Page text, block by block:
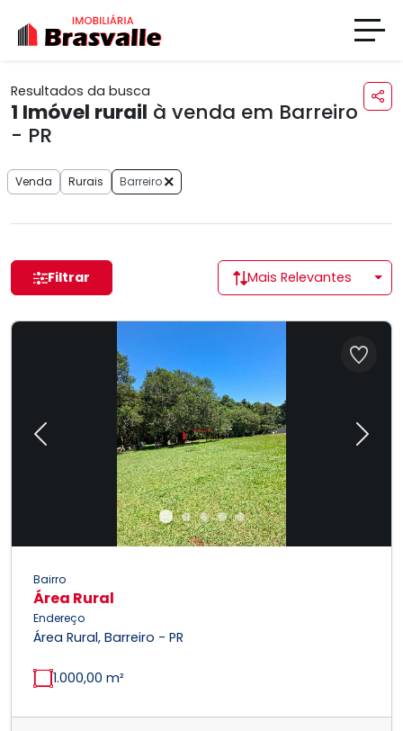
Resultados da busca
1 Imóvel rurail à venda em Barreiro
- PR
Venda Rurais Barreiro
Filtrar Mais Relevantes
Previous Next
Bairro
Área Rural
Endereço
Área Rural, Barreiro - PR
1.000,00 m²